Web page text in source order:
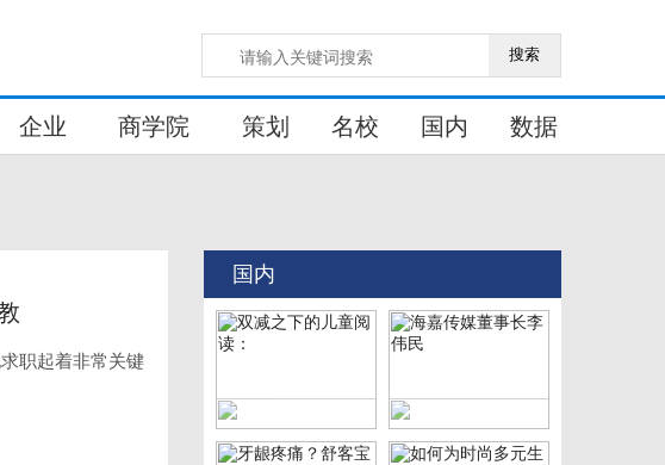
搜索
企业 商学院 策划 名校 国内 数据
职起着非常关键
国内